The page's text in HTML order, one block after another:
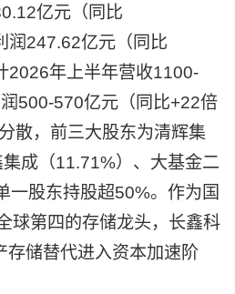
亿元（同比
润247.62亿元（同比
2026年上半年营收1100-
500-570亿元（同比+22倍
散，前三大股东为清辉集
成（11.71%）、大基金二
一股东持股超50%。作为国
球第四的存储龙头，长鑫科
存储替代进入资本加速阶